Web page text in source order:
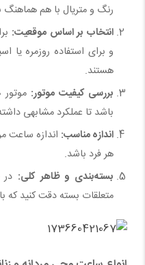
رنگ و متریال با هم هماهنگ
انتخاب بر اساس موقعیت:
و برای استفاده روزمره
هستند.
بررسی کیفیت موتور:
باشد تا عملکرد مشابهی
اندازه مناسب: اندازه ساعت
هر فرد باشد.
بسته‌بندی و ظاهر کلی: در
متعلقات بسته دقت کنید که